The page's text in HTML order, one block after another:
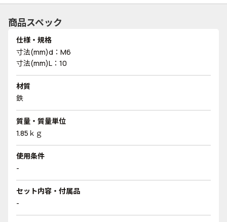
商品スペック
仕様・規格
寸法(mm)d：M6
寸法(mm)L：10
材質
鉄
質量・質量単位
1.85ｋｇ
使用条件
-
セット内容・付属品
-